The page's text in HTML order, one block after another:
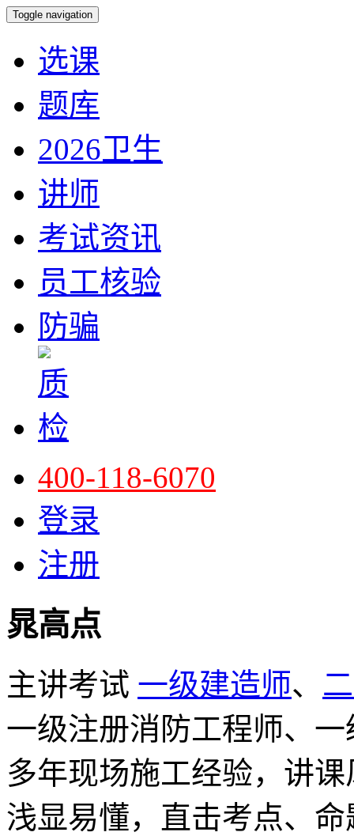
Toggle navigation
选课
题库
2026卫生
讲师
考试资讯
员工核验
防骗
400-118-6070
登录
注册
晁高点
主讲考试 一级建造师、
一级注册消防工程师、
多年现场施工经验，讲
浅显易懂，直击考点、